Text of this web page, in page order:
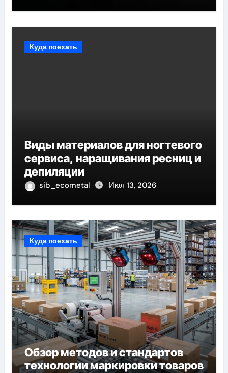
Куда поехать
Виды материалов для ногтевого
сервиса, наращивания ресниц и
депиляции
sib_ecometal Июл 13, 2026
Куда поехать
Обзор методов и стандартов
технологии маркировки товаров